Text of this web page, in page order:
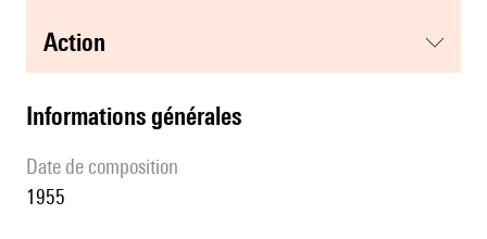
action
informations générales
date de composition
1955